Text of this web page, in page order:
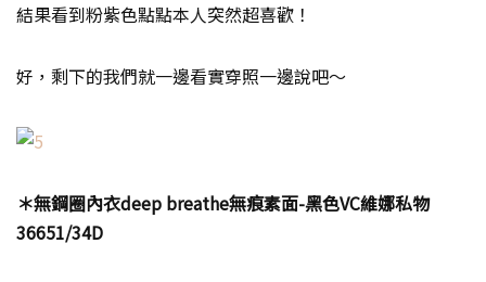
結果看到粉紫色點點本人突然超喜歡！
好，剩下的我們就一邊看實穿照一邊說吧～
＊無鋼圈內衣deep breathe無痕素面-黑色VC維娜私物
36651/34D